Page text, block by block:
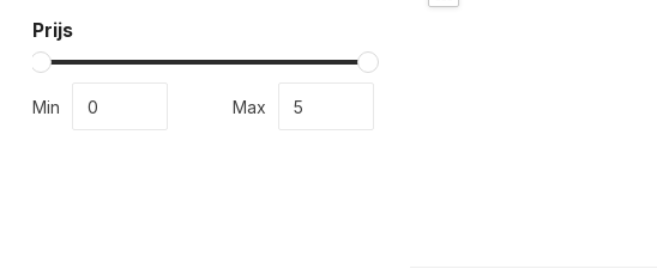
Prijs
Min Max